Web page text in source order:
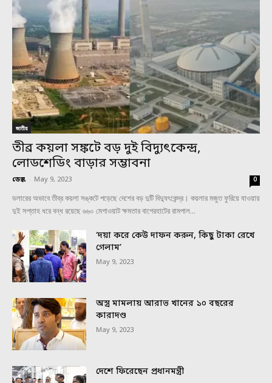
জাতীয়
তীব্র কয়লা সঙ্কটে বড় দুই বিদ্যুৎকেন্দ্র,
লোডশেডিং বাড়ার সম্ভাবনা
ডেস্ক - May 9, 2023 0
ডলারের অভাবে তীব্র কয়লা সঙ্কটে পড়েছে দেশের বড় দুটি বিদ্যুৎকেন্দ্র। কয়লার মজুত ফুরিয়ে যাওয়ায়
দুই সপ্তাহ ধরে বন্ধ রয়েছে ৬৬০ মেগাওয়াট ক্ষমতার বাগেরহাটের রামপাল...
‘দয়া করে কেউ দাফন করুন, কিছু টাকা রেখে
গেলাম’
May 9, 2023
অস্ত্র মামলায় আরাভ খানের ১০ বছরের
কারাদণ্ড
May 9, 2023
দেশে ফিরেছেন প্রধানমন্ত্রী